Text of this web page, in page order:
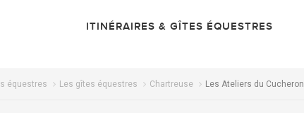
ITINÉRAIRES & GÎTES ÉQUESTRES
équestres Les gîtes équestres Chartreuse Les Ateliers du Cucheron